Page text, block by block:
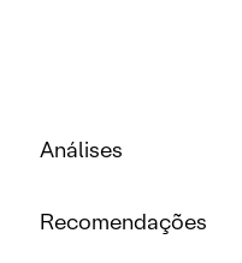
Análises
Recomendações